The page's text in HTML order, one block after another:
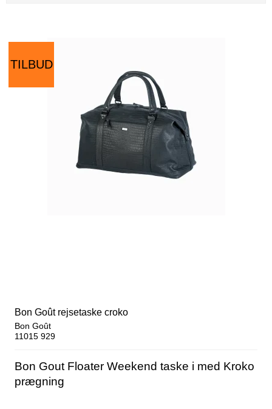
TILBUD
Bon Goût rejsetaske croko
Bon Goût
11015 929
Bon Gout Floater Weekend taske i med Kroko
prægning